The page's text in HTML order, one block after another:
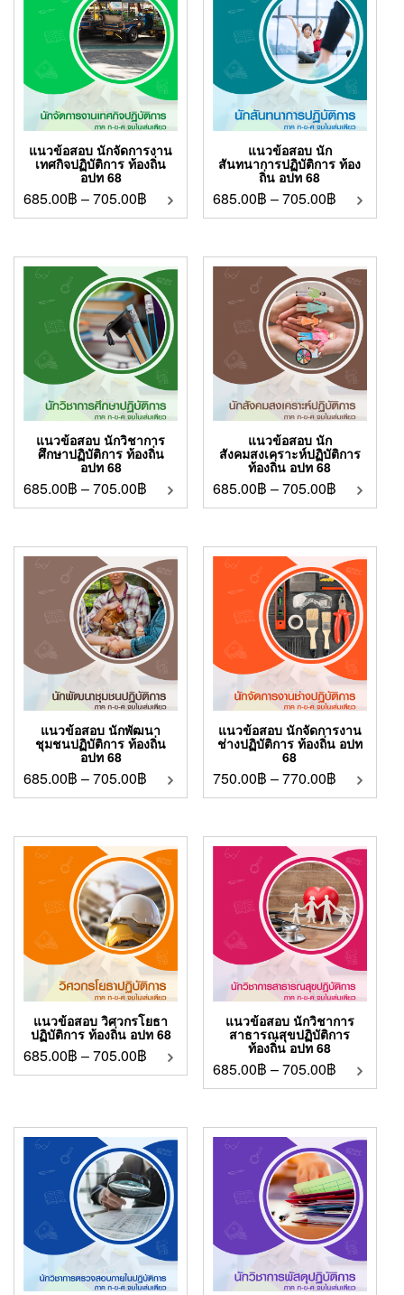
แนวข้อสอบ นักจัดการงาน
เทศกิจปฏิบัติการ ท้องถิ่น
อปท 68
685.00฿ –705.00฿
แนวข้อสอบ นัก
สันทนาการปฏิบัติการ ท้อง
ถิ่น อปท 68
685.00฿ –705.00฿
แนวข้อสอบ นักวิชาการ
ศึกษาปฏิบัติการ ท้องถิ่น
อปท 68
685.00฿ –705.00฿
แนวข้อสอบ นัก
สังคมสงเคราะห์ปฏิบัติการ
ท้องถิ่น อปท 68
685.00฿ –705.00฿
แนวข้อสอบ นักพัฒนา
ชุมชนปฏิบัติการ ท้องถิ่น
อปท 68
685.00฿ –705.00฿
แนวข้อสอบ นักจัดการงาน
ช่างปฏิบัติการ ท้องถิ่น อปท
68
750.00฿ –770.00฿
แนวข้อสอบ วิศวกรโยธา
ปฏิบัติการ ท้องถิ่น อปท 68
685.00฿ –705.00฿
แนวข้อสอบ นักวิชาการ
สาธารณสุขปฏิบัติการ
ท้องถิ่น อปท 68
685.00฿ –705.00฿